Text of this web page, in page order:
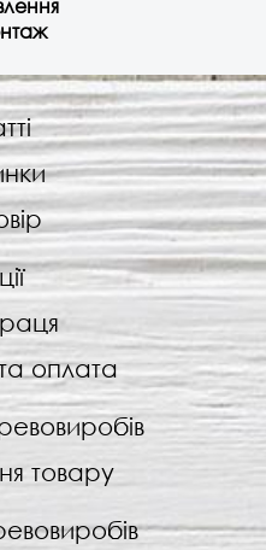
оплата
товару